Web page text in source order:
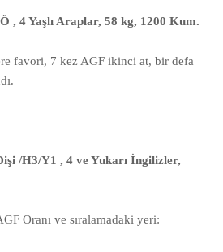
, 4 Yaşlı Araplar, 58 kg, 1200 Kum.
favori, 7 kez AGF ikinci at, bir defa
/H3/Y1 , 4 ve Yukarı İngilizler,
Oranı ve sıralamadaki yeri: